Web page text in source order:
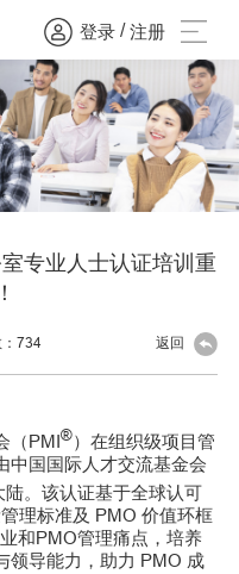
登录 / 注册
专业人士认证培训重
734 返回
（PMI®）在组织级项目管
中国国际人才交流基金会
。该认证基于全球认可
理标准及 PMO 价值环框
和PMO管理痛点，培养
领导能力，助力 PMO 成